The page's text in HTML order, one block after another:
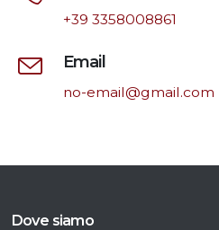
+39 3358008861
Email
no-email@gmail.com
Dove siamo